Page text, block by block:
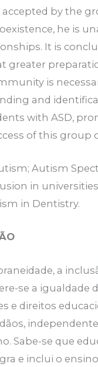
by the
he is
It is
greater
is
and
with ASD,
of this group
Autism
in
in Dentistry.
a
se a igualdade
e direitos
Sabe-se que
e inclui o